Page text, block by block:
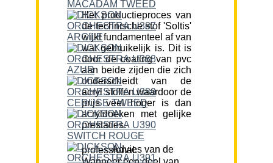
Het productieproces van
de technische stof 'Soltis'
wijkt fundamenteel af van
wat gebruikelijk is. Dit is
door de coating van pvc
aan beide zijden die zich
onderscheidt van de
acryl stoffen waardoor de
prijs veel hoger is dan
acryldoeken met gelijke
prestaties.
Advies van de professional: